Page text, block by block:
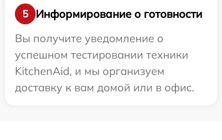
5
Информирование о готовности
Вы получите уведомление о
успешном тестировании техники
KitchenAid, и мы организуем
доставку к вам домой или в офис.